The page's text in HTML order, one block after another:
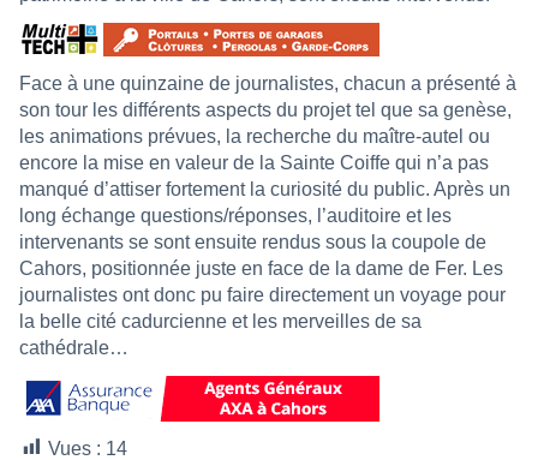
Face à une quinzaine de journalistes, chacun a présenté à
son tour les différents aspects du projet tel que sa genèse,
les animations prévues, la recherche du maître-autel ou
encore la mise en valeur de la Sainte Coiffe qui n’a pas
manqué d’attiser fortement la curiosité du public. Après un
long échange questions/réponses, l’auditoire et les
intervenants se sont ensuite rendus sous la coupole de
Cahors, positionnée juste en face de la dame de Fer. Les
journalistes ont donc pu faire directement un voyage pour
la belle cité cadurcienne et les merveilles de sa
cathédrale…
Vues : 14